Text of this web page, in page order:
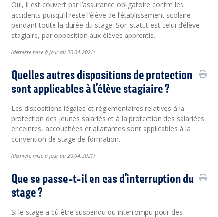
Oui, il est couvert par l’assurance obligatoire contre les
accidents puisqu’il reste l’élève de l’établissement scolaire
pendant toute la durée du stage. Son statut est celui d’élève
stagiaire, par opposition aux élèves apprentis.
(dernière mise à jour au 20.04.2021)
Quelles autres dispositions de protection
sont applicables à l’élève stagiaire ?
Les dispositions légales et réglementaires relatives à la
protection des jeunes salariés et à la protection des salariées
enceintes, accouchées et allaitantes sont applicables à la
convention de stage de formation.
(dernière mise à jour au 20.04.2021)
Que se passe-t-il en cas d’interruption du
stage ?
Si le stage a dû être suspendu ou interrompu pour des